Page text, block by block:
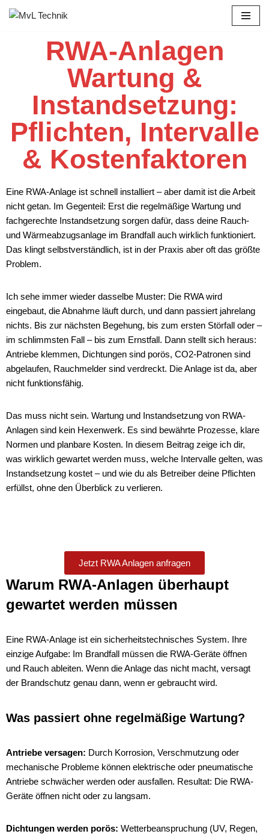
RWA-Anlagen
Wartung &
Instandsetzung:
Pflichten, Intervalle
& Kostenfaktoren
Eine RWA-Anlage ist schnell installiert – aber damit ist die Arbeit
nicht getan. Im Gegenteil: Erst die regelmäßige Wartung und
fachgerechte Instandsetzung sorgen dafür, dass deine Rauch-
und Wärmeabzugsanlage im Brandfall auch wirklich funktioniert.
Das klingt selbstverständlich, ist in der Praxis aber oft das größte
Problem.
Ich sehe immer wieder dasselbe Muster: Die RWA wird
eingebaut, die Abnahme läuft durch, und dann passiert jahrelang
nichts. Bis zur nächsten Begehung, bis zum ersten Störfall oder –
im schlimmsten Fall – bis zum Ernstfall. Dann stellt sich heraus:
Antriebe klemmen, Dichtungen sind porös, CO2-Patronen sind
abgelaufen, Rauchmelder sind verdreckt. Die Anlage ist da, aber
nicht funktionsfähig.
Das muss nicht sein. Wartung und Instandsetzung von RWA-
Anlagen sind kein Hexenwerk. Es sind bewährte Prozesse, klare
Normen und planbare Kosten. In diesem Beitrag zeige ich dir,
was wirklich gewartet werden muss, welche Intervalle gelten, was
Instandsetzung kostet – und wie du als Betreiber deine Pflichten
erfüllst, ohne den Überblick zu verlieren.
Jetzt RWA Anlagen anfragen
Warum RWA-Anlagen überhaupt
gewartet werden müssen
Eine RWA-Anlage ist ein sicherheitstechnisches System. Ihre
einzige Aufgabe: Im Brandfall müssen die RWA-Geräte öffnen
und Rauch ableiten. Wenn die Anlage das nicht macht, versagt
der Brandschutz genau dann, wenn er gebraucht wird.
Was passiert ohne regelmäßige Wartung?
Antriebe versagen: Durch Korrosion, Verschmutzung oder
mechanische Probleme können elektrische oder pneumatische
Antriebe schwächer werden oder ausfallen. Resultat: Die RWA-
Geräte öffnen nicht oder zu langsam.
Dichtungen werden porös: Wetterbeanspruchung (UV, Regen,